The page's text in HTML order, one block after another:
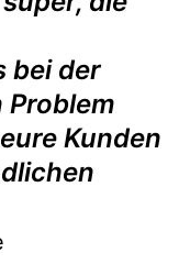
bei der
Problem
Kunden